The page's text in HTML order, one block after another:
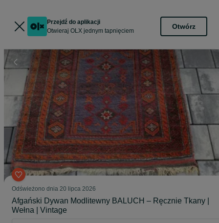
Przejdź do aplikacji
Otwieraj OLX jednym tapnięciem
Otwórz
Odświeżono dnia 20 lipca 2026
Afgański Dywan Modlitewny BALUCH – Ręcznie Tkany |
Wełna | Vintage